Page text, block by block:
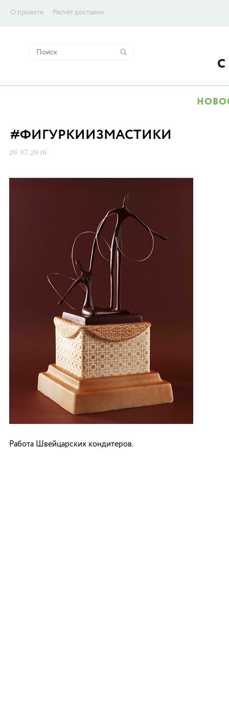
О проекте Расчёт доставки
#ФИГУРКИИЗМАСТИКИ
26.07.2016
Работа Швейцарских кондитеров.